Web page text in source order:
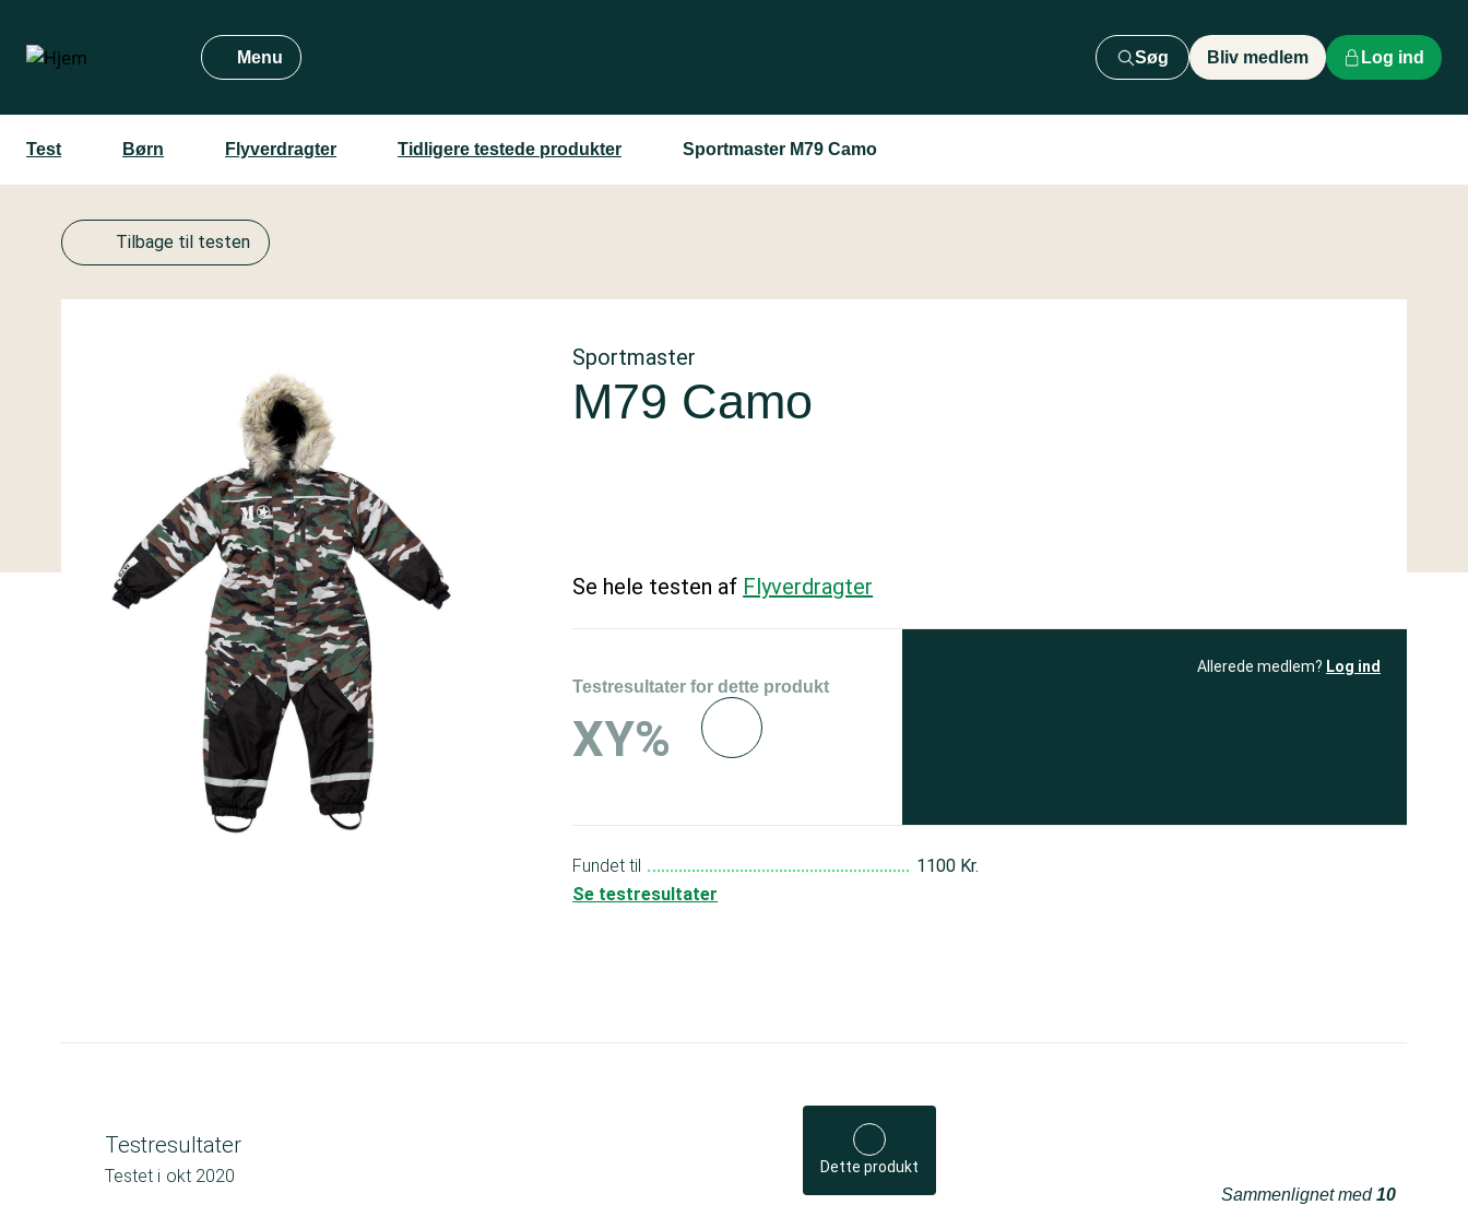
hovedindhold
Menu Søg Bliv medlem Log ind
Test Børn Flyverdragter Tidligere testede produkter Sportmaster M79 Camo
Tilbage til testen
Sportmaster
M79 Camo
Se hele testen af Flyverdragter
Testresultater for dette produkt
XY%
Allerede medlem? Log ind
Fundet til
1100 Kr.
Se testresultater
Testresultater
Testet i okt 2020 Dette produkt
Sammenlignet med10